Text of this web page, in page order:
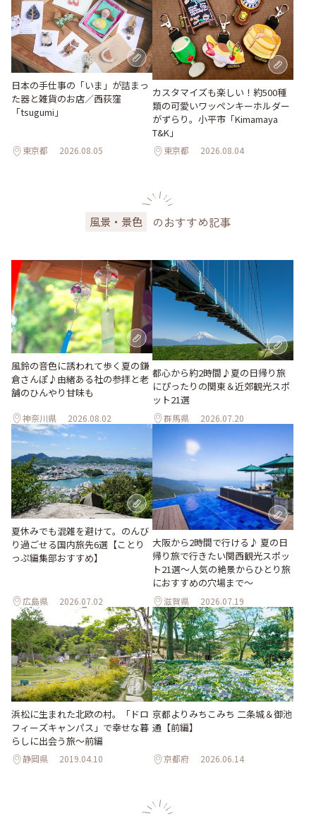
日本の手仕事の「いま」が詰まっ
た器と雑貨のお店／西荻窪
「tsugumi」
東京都 2026.08.05
カスタマイズも楽しい！約500種
類の可愛いワッペンキーホルダー
がずらり。小平市「Kimamaya
T&K」
東京都 2026.08.04
風景・景色 のおすすめ記事
風鈴の音色に誘われて歩く夏の鎌
倉さんぽ♪由緒ある社の参拝と老
舗のひんやり甘味も
神奈川県 2026.08.02
都心から約2時間♪夏の日帰り旅
にぴったりの関東＆近郊観光スポ
ット21選
群馬県 2026.07.20
夏休みでも混雑を避けて。のんび
り過ごせる国内旅先6選【ことり
っぷ編集部おすすめ】
広島県 2026.07.02
大阪から2時間で行ける♪ 夏の日
帰り旅で行きたい関西観光スポッ
ト21選～人気の絶景からひとり旅
におすすめの穴場まで～
滋賀県 2026.07.19
浜松に生まれた北欧の村。「ドロ
フィーズキャンパス」で幸せな暮
らしに出会う旅～前編
静岡県 2019.04.10
京都よりみちこみち 二条城＆御池
通【前編】
京都府 2026.06.14